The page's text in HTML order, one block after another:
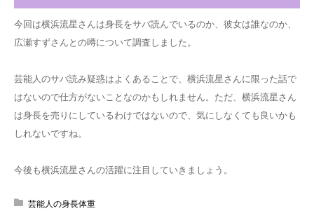
今回は横浜流星さんは身長をサバ読んでいるのか、彼女は誰なのか、
広瀬すずさんとの噂について調査しました。
芸能人のサバ読み疑惑はよくあることで、横浜流星さんに限った話で
はないので仕方がないことなのかもしれません。ただ、横浜流星さん
は身長を売りにしているわけではないので、気にしなくても良いかも
しれないですね。
今後も横浜流星さんの活躍に注目していきましょう。
芸能人の身長体重